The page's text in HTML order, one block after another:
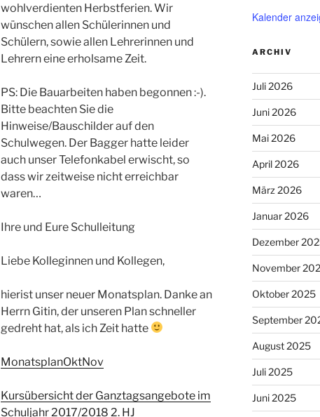
wohlverdienten Herbstferien. Wir
wünschen allen Schülerinnen und
Schülern, sowie allen Lehrerinnen und
Lehrern eine erholsame Zeit.
PS: Die Bauarbeiten haben begonnen :-).
Bitte beachten Sie die
Hinweise/Bauschilder auf den
Schulwegen. Der Bagger hatte leider
auch unser Telefonkabel erwischt, so
dass wir zeitweise nicht erreichbar
waren…
Ihre und Eure Schulleitung
Liebe Kolleginnen und Kollegen,
hierist unser neuer Monatsplan. Danke an
Herrn Gitin, der unseren Plan schneller
gedreht hat, als ich Zeit hatte
MonatsplanOktNov
Kursübersicht der Ganztagsangebote im
Schuljahr 2017/2018 2. HJ
Kalender
ARCHIV
Juli 2026
Juni 2026
Mai 2026
April 2026
März 2026
Januar 2026
Dezember
November
Oktober 2025
September
August 2025
Juli 2025
Juni 2025